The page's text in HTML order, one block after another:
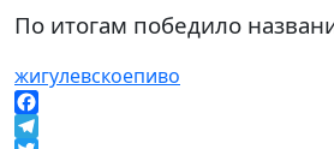
По итогам победило
жигулевскоепиво
Facebook